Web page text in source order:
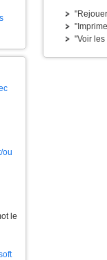
ou
le
"Voir